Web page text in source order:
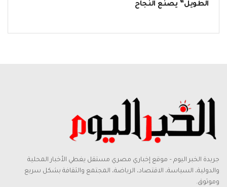
الطويل” يصنع النجاح
جريدة الخبر اليوم – موقع إخباري مصري مستقل يغطي الأخبار المحلية
والدولية، السياسة، الاقتصاد، الرياضة، المجتمع والثقافة بشكل سريع
وموثوق.